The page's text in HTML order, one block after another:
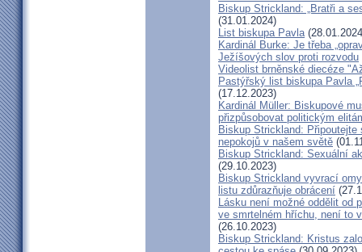
Biskup Strickland: „Bratři a
(31.01.2024)
List biskupa Pavla
Kardinál Burke: Je třeba
Ježíšových slov proti rozvodu
Videolist brněnské diecéze
Pastýřský list biskupa Pavla
(17.12.2023)
Kardinál Müller: Biskupové
přizpůsobovat politickým
Biskup Strickland:
nepokojů v našem světě
Biskup Strickland: Sexuální
(29.10.2023)
Biskup Strickland vyvrací
listu zdůrazňuje obrácení
Lásku není možné oddělit od
ve smrtelném hříchu, není to
(26.10.2023)
Biskup Strickland: Kristus